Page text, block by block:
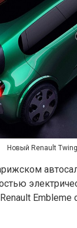
Новый Renault